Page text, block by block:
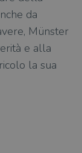
da
Münster
e alla
la sua